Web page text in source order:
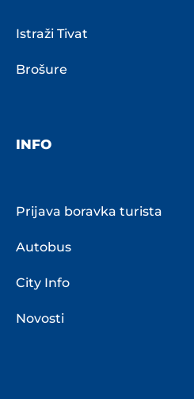
Istraži Tivat
Brošure
INFO
Prijava boravka turista
Autobus
City Info
Novosti